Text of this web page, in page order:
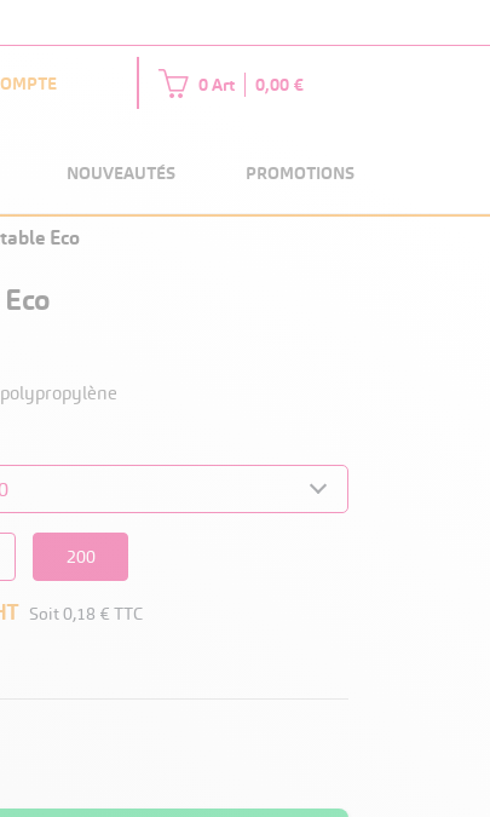
0 Art 0,00 €
NOUVEAUTÉS PROMOTIONS
Eco
200
Soit0,18 € TTC